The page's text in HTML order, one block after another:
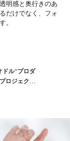
明感と奥行きのあ
だけでなく、フォ
。
ドル”プロダ
ロジェクト